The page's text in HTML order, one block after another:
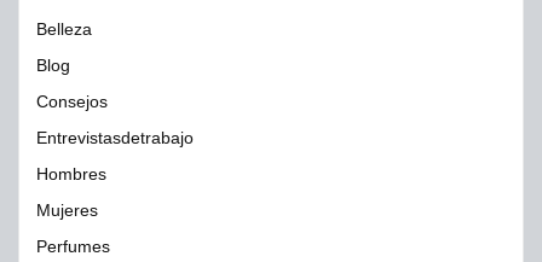
Belleza
Blog
Consejos
Entrevistasdetrabajo
Hombres
Mujeres
Perfumes